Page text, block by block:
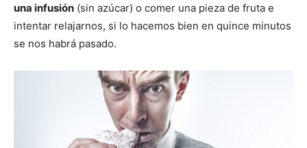
una infusión (sin azúcar) o comer una pieza de fruta e
intentar relajarnos, si lo hacemos bien en quince minutos
se nos habrá pasado.